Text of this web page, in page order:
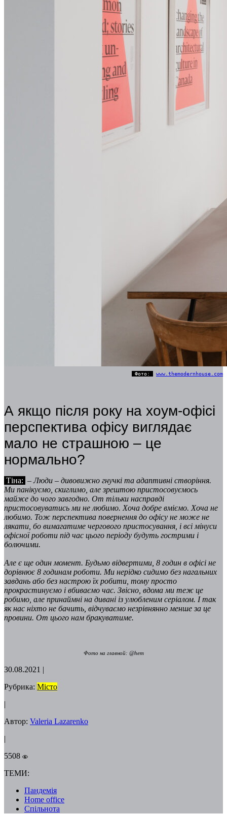
Фото: www.themodernhouse.com
А якщо після року на хоум-офісі
перспектива офісу виглядає
мало не страшною – це
нормально?
Тіна: –Люди – дивовижно гнучкі та адаптивні створіння.
Ми панікуємо, скиглимо, але зрештою пристосовуємось
майже до чого завгодно. От тільки насправді
пристосовуватись ми не любимо. Хоча добре вміємо. Хоча не
любимо. Тож перспектива повернення до офісу не може не
лякати, бо вимагатиме чергового пристосування, і всі мінуси
офісної роботи під час цього періоду будуть гострими і
болючими.
Але є ще один момент. Будьмо відвертими, 8 годин в офісі не
дорівнює 8 годинам роботи. Ми нерідко сидимо без нагальних
завдань або без настрою їх робити, тому просто
прокрастинуємо і вбиваємо час. Звісно, вдома ми теж це
робимо, але принаймні на дивані із улюбленим серіалом. І так
як нас ніхто не бачить, відчуваємо незрівнянно менше за це
провини. От цього нам бракуватиме.
Фото на главной: @hem
30.08.2021 |
Рубрика: Місто
|
Автор: Valeria Lazarenko
|
5508
ТЕМИ:
Пандемія
Home office
Спільнота